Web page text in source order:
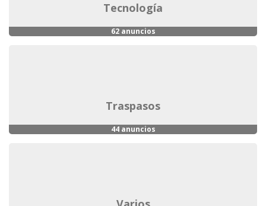
tecnología
62 anuncios
traspasos
44 anuncios